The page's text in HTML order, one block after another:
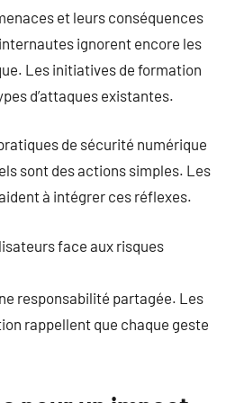
et leurs conséquences
ignorent encore les
Les initiatives de formation
d’attaques existantes.
de sécurité numérique
sont des actions simples. Les
à intégrer ces réflexes.
face aux risques
responsabilité partagée. Les
rappellent que chaque geste